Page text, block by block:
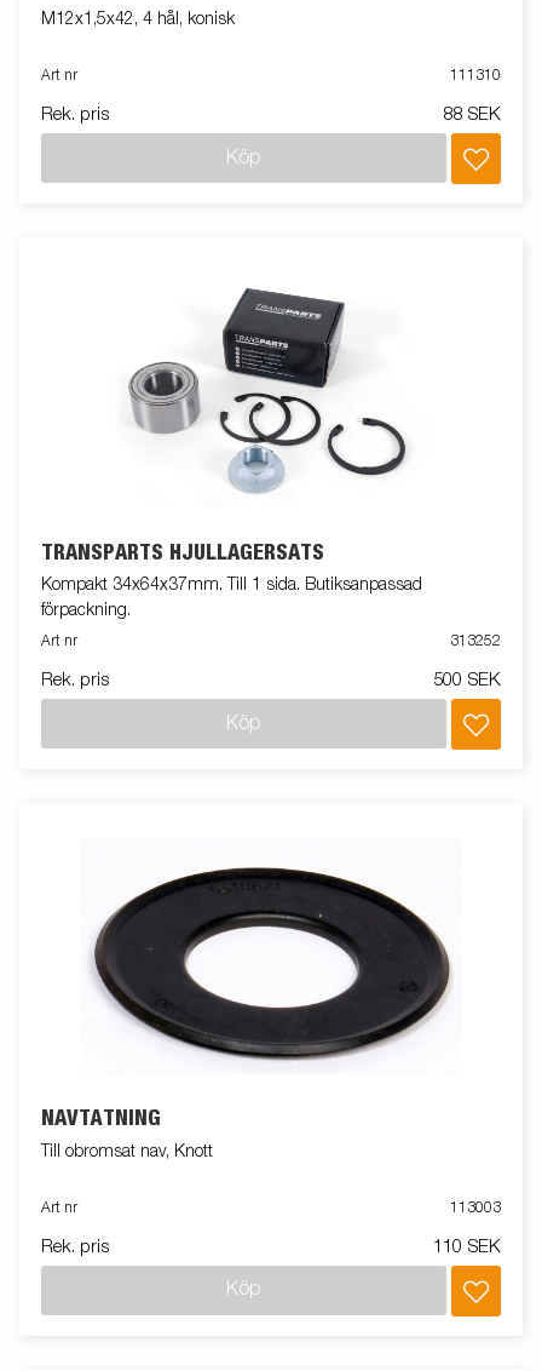
M12x1,5x42, 4 hål, konisk
Art nr 111310
Rek. pris 88 SEK
Köp
TRANSPARTS HJULLAGERSATS
Kompakt 34x64x37mm. Till 1 sida. Butiksanpassad
förpackning.
Art nr 313252
Rek. pris 500 SEK
Köp
NAVTÄTNING
Till obromsat nav, Knott
Art nr 113003
Rek. pris 110 SEK
Köp